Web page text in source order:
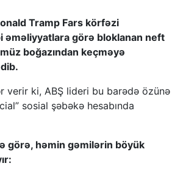
Tramp Fars körfəzi
əməliyyatlara görə bloklanan neft
boğazından keçməyə
verir ki, ABŞ lideri bu barədə özünə
sosial şəbəkə hesabında
görə, həmin gəmilərin böyük